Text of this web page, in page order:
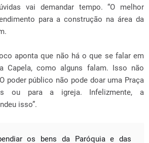
vai demandar tempo. “O melhor
para a construção na área da
aponta que não há o que se falar em
Capela, como alguns falam. Isso não
poder público não pode doar uma Praça
ou para a igreja. Infelizmente, a
isso”.
os bens da Paróquia e das